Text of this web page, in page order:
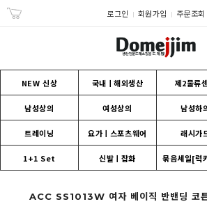
로그인 회원가입 주문조회
NEW 신상 국내ㅣ해외생산 제2물류
남성상의 여성상의 남성하
트레이닝 요가ㅣ스포츠웨어 래시가
1+1 Set 신발ㅣ잡화 묶음세일[럭
ACC SS1013W 여자 베이직 반밴딩 코